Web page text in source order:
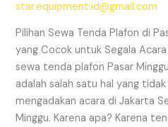
star.equipment.id@gmail.com
Pilihan Sewa Tenda Plafon di
yang Cocok untuk Segala Acara
sewa tenda plafon Pasar
adalah salah satu hal yang
mengadakan acara di Jakarta
Minggu. Karena apa? Karena